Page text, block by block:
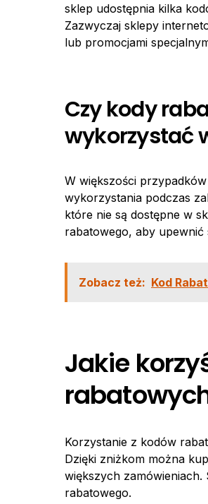
sklep udostępnia kilka
Zazwyczaj sklepy
lub promocjami
Czy kody
wykorzystać
W większości
wykorzystania podczas
które nie są dostępne w
rabatowego, aby
Zobacz też: Kod
Jakie
Korzystanie z kodów
Dzięki zniżkom można
większych
rabatowego.